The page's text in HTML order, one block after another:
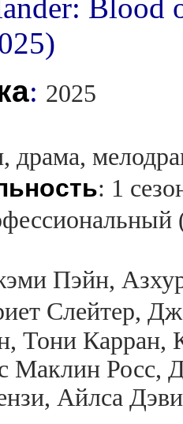
: 2025
драма,
: 1
Пэйн,
Слейтер,
Тони Карран,
Маклин Росс,
Айлса